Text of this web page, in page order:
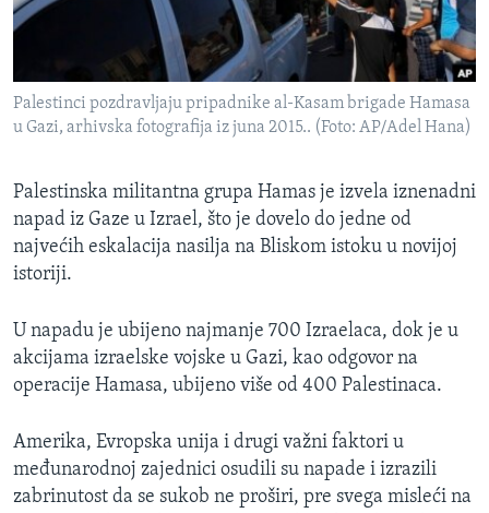
Palestinci pozdravljaju pripadnike al-Kasam brigade Hamasa
u Gazi, arhivska fotografija iz juna 2015.. (Foto: AP/Adel Hana)
Palestinska militantna grupa Hamas je izvela iznenadni
napad iz Gaze u Izrael, što je dovelo do jedne od
najvećih eskalacija nasilja na Bliskom istoku u novijoj
istoriji.
U napadu je ubijeno najmanje 700 Izraelaca, dok je u
akcijama izraelske vojske u Gazi, kao odgovor na
operacije Hamasa, ubijeno više od 400 Palestinaca.
Amerika, Evropska unija i drugi važni faktori u
međunarodnoj zajednici osudili su napade i izrazili
zabrinutost da se sukob ne proširi, pre svega misleći na